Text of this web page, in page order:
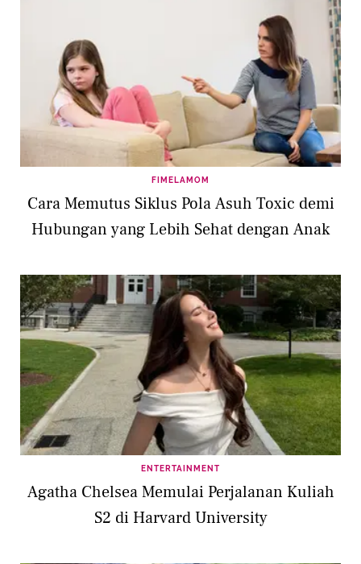
FIMELAMOM
Cara Memutus Siklus Pola Asuh Toxic demi
Hubungan yang Lebih Sehat dengan Anak
ENTERTAINMENT
Agatha Chelsea Memulai Perjalanan Kuliah
S2 di Harvard University